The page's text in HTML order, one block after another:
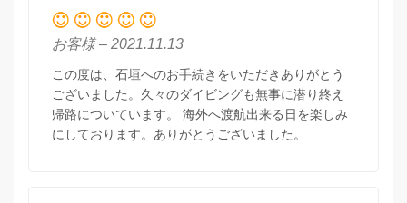
お客様 – 2021.11.13
この度は、石垣へのお手続きをいただきありがとう
ございました。久々のダイビングも無事に潜り終え
帰路についています。 海外へ渡航出来る日を楽しみ
にしております。ありがとうございました。